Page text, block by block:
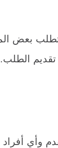
بعض
وأي